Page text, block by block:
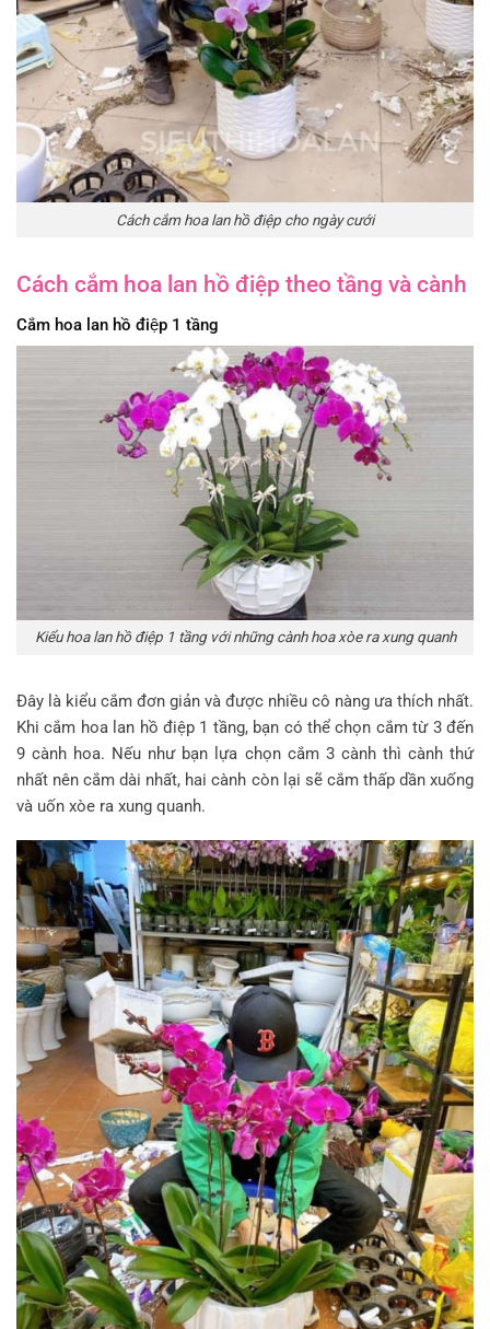
Cách cắm hoa lan hồ điệp cho ngày cưới
Cách cắm hoa lan hồ điệp theo tầng và cành
Cắm hoa lan hồ điệp 1 tầng
Kiểu hoa lan hồ điệp 1 tầng với những cành hoa xòe ra xung quanh
Đây là kiểu cắm đơn giản và được nhiều cô nàng ưa thích nhất.
Khi cắm hoa lan hồ điệp 1 tầng, bạn có thể chọn cắm từ 3 đến
9 cành hoa. Nếu như bạn lựa chọn cắm 3 cành thì cành thứ
nhất nên cắm dài nhất, hai cành còn lại sẽ cắm thấp dần xuống
và uốn xòe ra xung quanh.